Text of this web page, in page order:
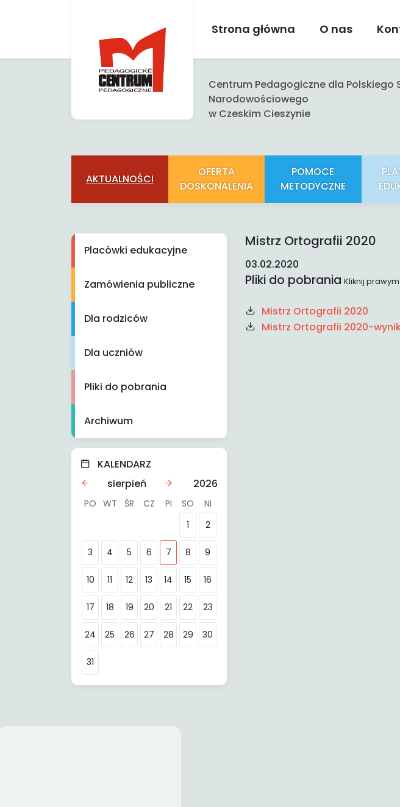
Strona główna O nas
Centrum Pedagogiczne dla Polskiego
Narodowościowego
w Czeskim Cieszynie
AKTUALNOŚCI
OFERTA
DOSKONALENIA
POMOCE
METODYCZNE
Placówki edukacyjne
Zamówienia publiczne
Dla rodziców
Dla uczniów
Pliki do pobrania
Archiwum
KALENDARZ
sierpień
2026
PO WT ŚR CZ PI SO
NI
1
2
3 4 5 6 7 8 9
10 11 12 13 14 15 16
17 18 19 20 21 22 23
24 25 26 27 28 29 30
31
Mistrz Ortografii 2020
03.02.2020
Pliki do pobrania Kliknij prawym
Mistrz Ortografii 2020
Mistrz Ortografii 2020-